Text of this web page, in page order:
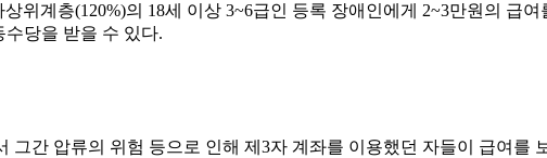
위계층(120%)의 18세 이상 3~6급인 등록 장애인에게 2~3만원의 급
당을 받을 수 있다.
그간 압류의 위험 등으로 인해 제3자 계좌를 이용했던 자들이 급여를